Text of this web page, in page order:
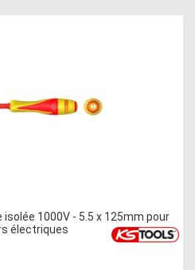
1000V - 5.5 x 125mm pour
électriques